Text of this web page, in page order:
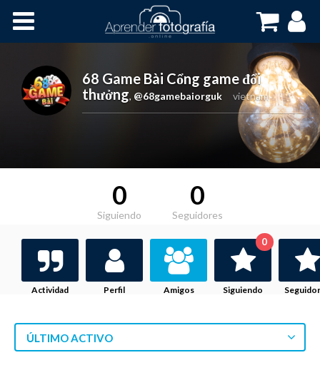
Cursos OnLine
68 Game Bài Cổng game đổi
thưởng, @68gamebaiorguk vietnam
0
Siguiendo
0
Seguidores
Actividad Perfil Amigos Siguiendo
0
ÚLTIMO ACTIVO